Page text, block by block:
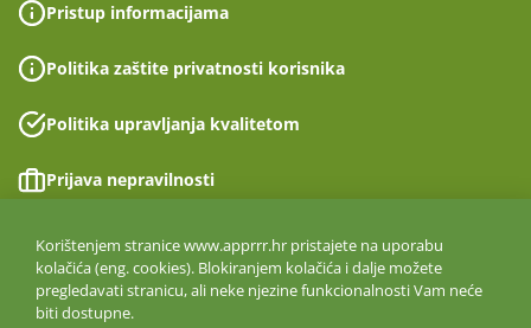
Pristup informacijama
Politika zaštite privatnosti korisnika
Politika upravljanja kvalitetom
Prijava nepravilnosti
Izjava o pristupačnosti
Politika informacijske sigurnosti
Korištenjem stranice www.apprrr.hr pristajete na uporabu
kolačića (eng. cookies). Blokiranjem kolačića i dalje možete
pregledavati stranicu, ali neke njezine funkcionalnosti Vam neće
biti dostupne.